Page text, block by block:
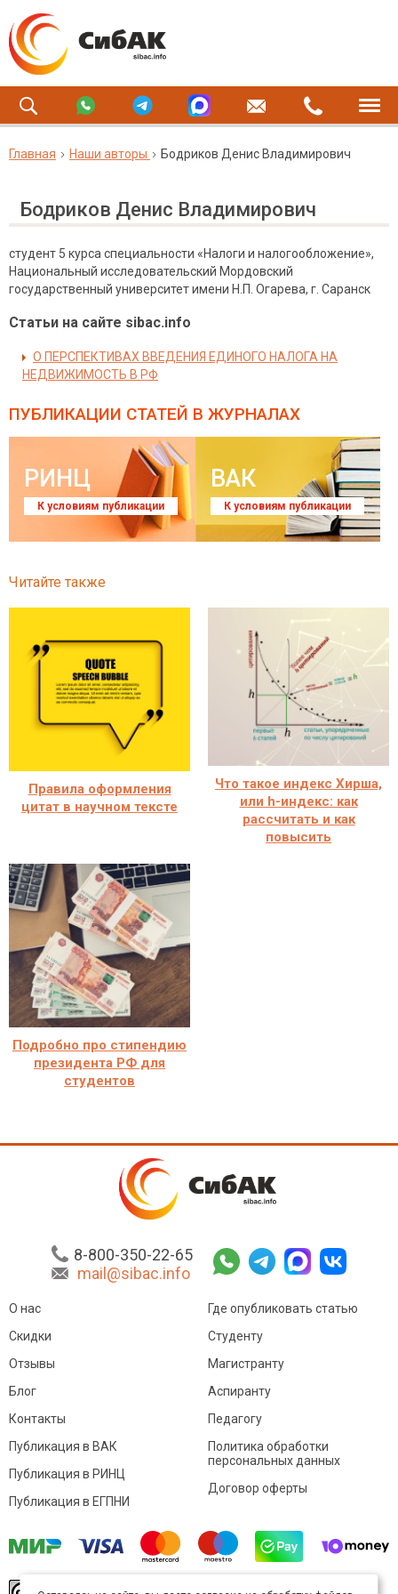
Главная Наши авторы Бодриков Денис Владимирович
Бодриков Денис Владимирович
студент 5 курса специальности «Налоги и налогообложение»,
Национальный исследовательский Мордовский
государственный университет имени Н.П. Огарева, г. Саранск
Статьи на сайте sibac.info
О ПЕРСПЕКТИВАХ ВВЕДЕНИЯ ЕДИНОГО НАЛОГА НА
НЕДВИЖИМОСТЬ В РФ
ПУБЛИКАЦИИ СТАТЕЙ В ЖУРНАЛАХ
РИНЦ
К условиям публикации
ВАК
К условиям публикации
Читайте также
Правила оформления
цитат в научном тексте
Что такое индекс Хирша,
или h-индекс: как
рассчитать и как
повысить
Подробно про стипендию
президента РФ для
студентов
8-800-350-22-65
mail@sibac.info
О нас
Скидки
Отзывы
Блог
Контакты
Где опубликовать статью
Студенту
Магистранту
Аспиранту
Педагогу
Публикация в ВАК
Публикация в РИНЦ
Публикация в ЕГПНИ
Политика обработки
персональных данных
Договор оферты